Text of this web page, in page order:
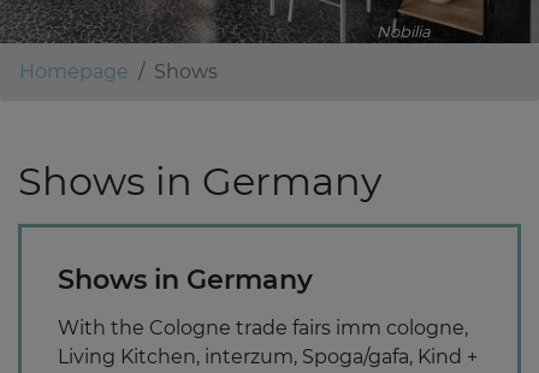
Nobilia
Homepage Shows
Shows in Germany
Shows in Germany
With the Cologne trade fairs imm cologne,
Living Kitchen, interzum, Spoga/gafa, Kind +